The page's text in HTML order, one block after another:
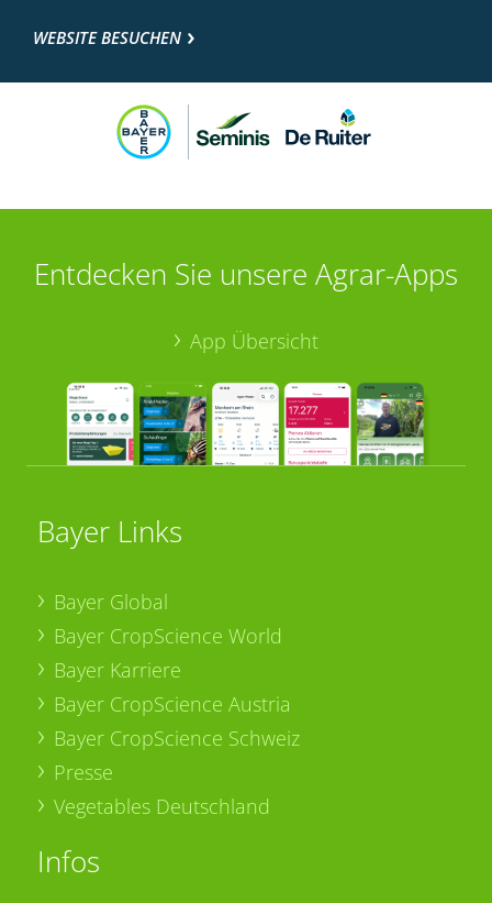
WEBSITE BESUCHEN
Entdecken Sie unsere Agrar-Apps
App Übersicht
Bayer Links
Bayer Global
Bayer CropScience World
Bayer Karriere
Bayer CropScience Austria
Bayer CropScience Schweiz
Presse
Vegetables Deutschland
Infos